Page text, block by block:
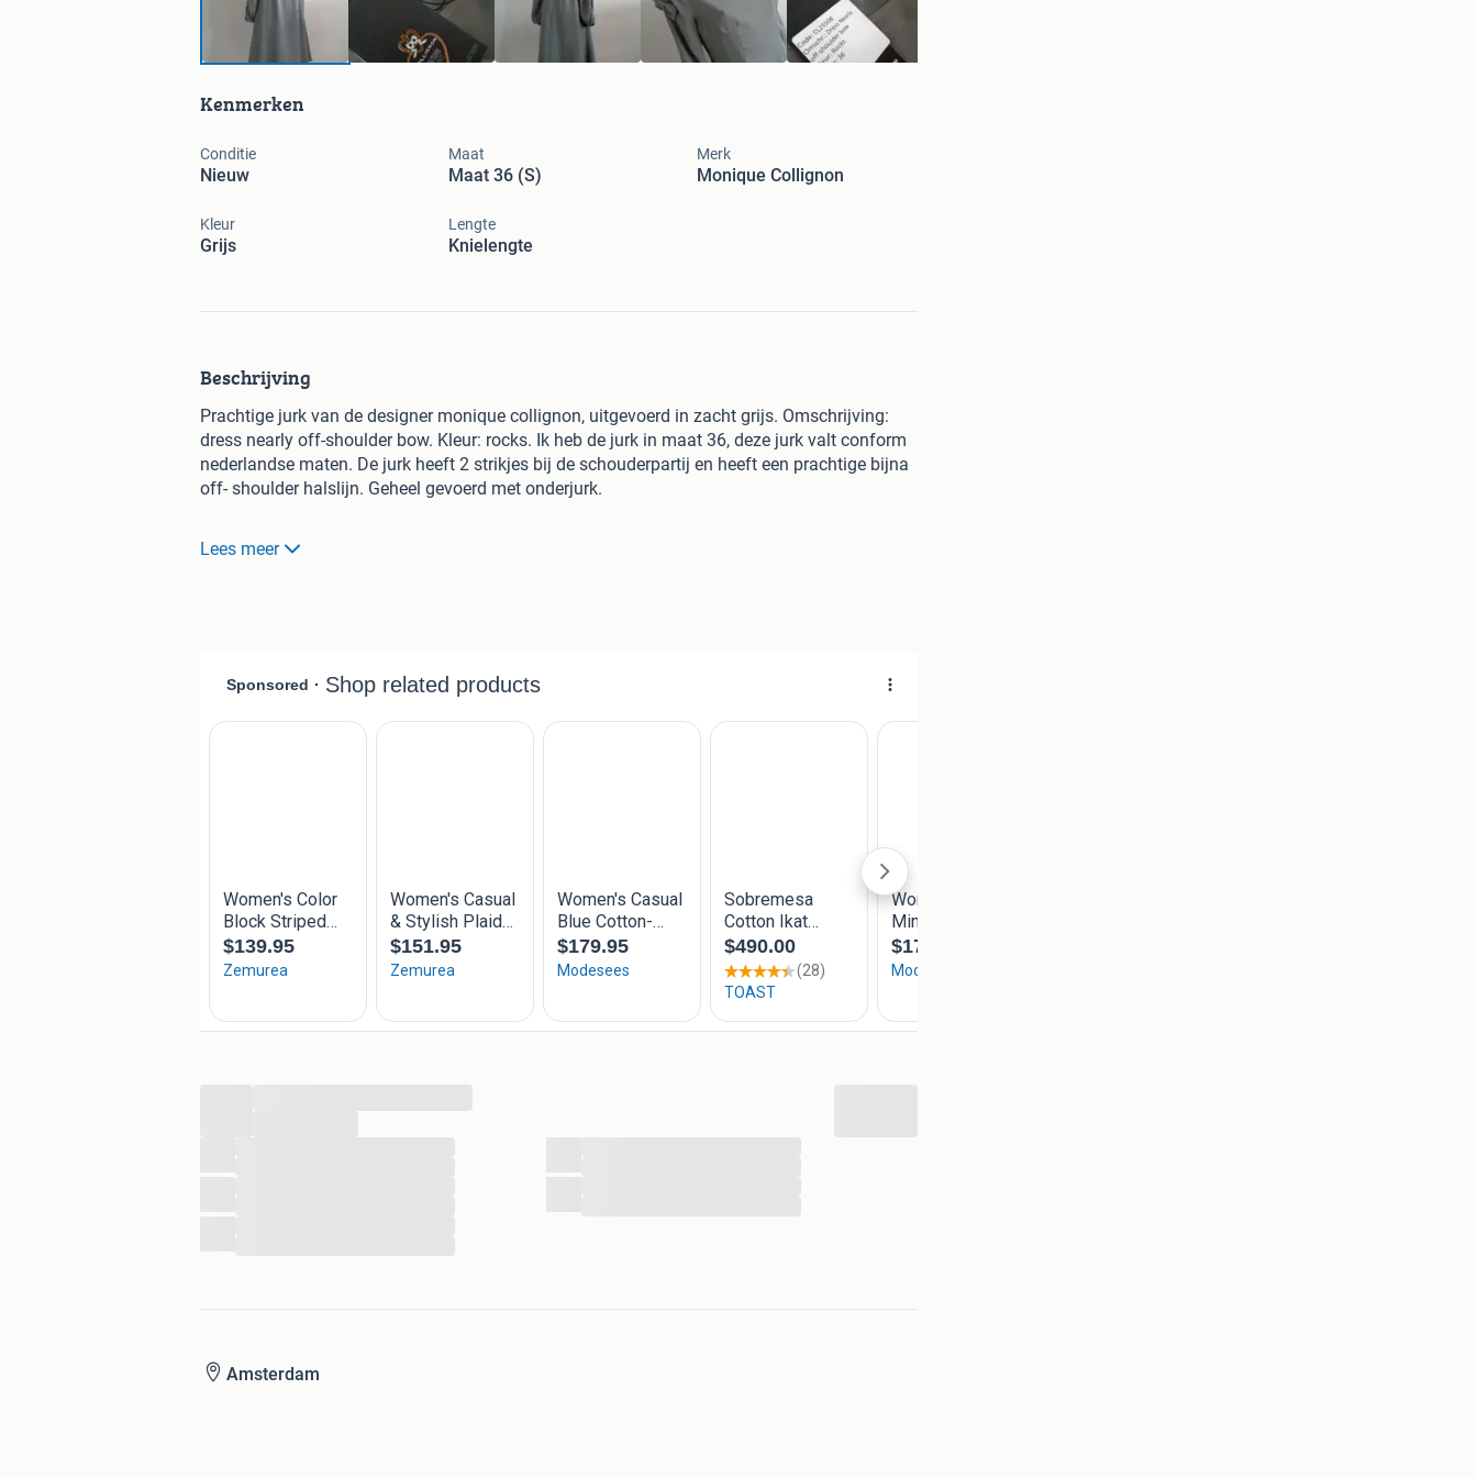
Kenmerken
Conditie
Nieuw
Maat
Maat 36 (S)
Merk
Monique Collignon
Kleur
Grijs
Lengte
Knielengte
Beschrijving
Prachtige jurk van de designer monique collignon, uitgevoerd in zacht grijs. Omschrijving:
dress nearly off-shoulder bow. Kleur: rocks. Ik heb de jurk in maat 36, deze jurk valt conform
nederlandse maten. De jurk heeft 2 strikjes bij de schouderpartij en heeft een prachtige bijna
off- shoulder halslijn. Geheel gevoerd met onderjurk.
De jurk valt heel vrouwelijk en is zeer flatterend. Accent op de taille, uitlopend bij de heup en
een ronde hals met poffende mouwtjes (voorzien van rond met stof overtrokken knoopjes).
Lees meer
Amsterdam